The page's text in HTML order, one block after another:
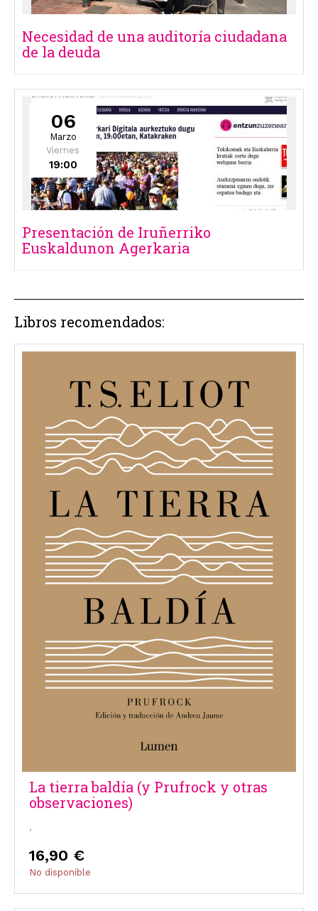
Necesidad de una auditoría ciudadana
de la deuda
06
Marzo
Viernes
19:00
Presentación de Iruñerriko
Euskaldunon Agerkaria
Libros recomendados:
La tierra baldía (y Prufrock y otras
observaciones)
,
16,90 €
No disponible